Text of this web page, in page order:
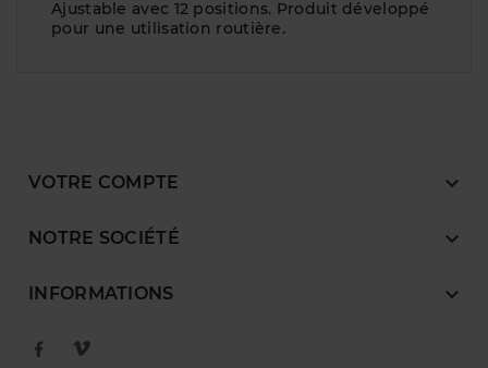
Ajustable avec 12 positions. Produit développé
pour une utilisation routière.
VOTRE COMPTE 
NOTRE SOCIÉTÉ 
INFORMATIONS 